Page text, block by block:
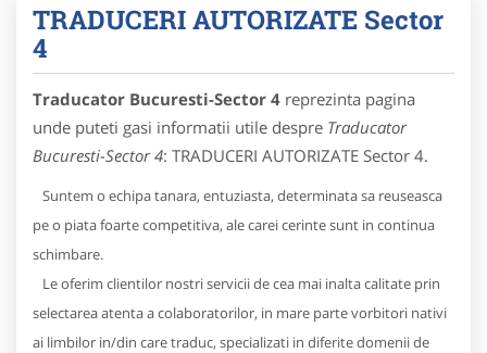
TRADUCERI AUTORIZATE Sector
4
Traducator Bucuresti-Sector 4 reprezinta pagina
unde puteti gasi informatii utile despre Traducator
Bucuresti-Sector 4: TRADUCERI AUTORIZATE Sector 4.
Suntem o echipa tanara, entuziasta, determinata sa reuseasca
pe o piata foarte competitiva, ale carei cerinte sunt in continua
schimbare.
Le oferim clientilor nostri servicii de cea mai inalta calitate prin
selectarea atenta a colaboratorilor, in mare parte vorbitori nativi
ai limbilor in/din care traduc, specializati in diferite domenii de